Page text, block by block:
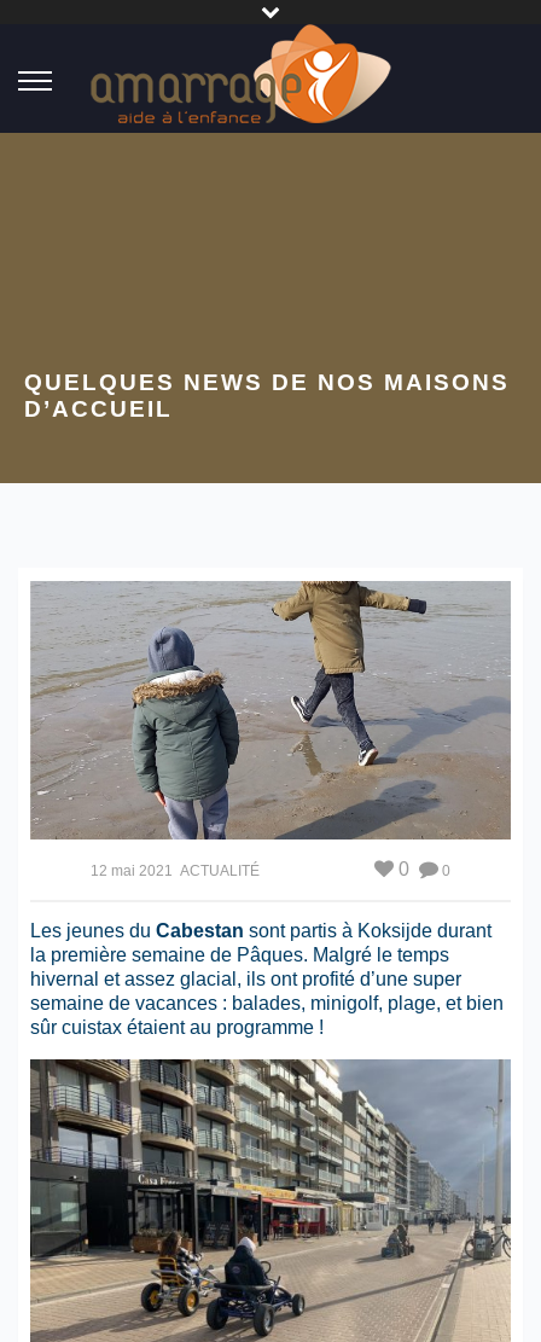
QUELQUES NEWS DE NOS MAISONS
D’ACCUEIL
12 mai 2021 ACTUALITÉ 0
0
Les jeunes du Cabestan sont partis à Koksijde durant
la première semaine de Pâques. Malgré le temps
hivernal et assez glacial, ils ont profité d’une super
semaine de vacances : balades, minigolf, plage, et bien
sûr cuistax étaient au programme !